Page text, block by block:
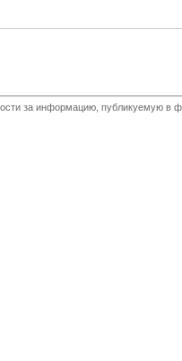
за информацию, публикуемую